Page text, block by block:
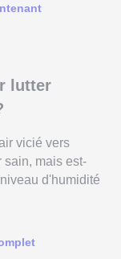
lutter
vicié vers
sain, mais est-
d'humidité